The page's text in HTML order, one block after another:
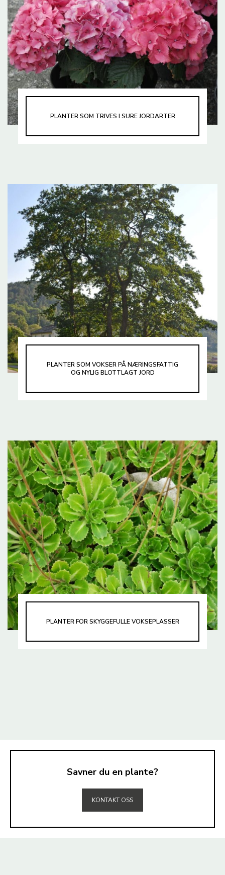
PLANTER SOM TRIVES I SURE JORDARTER
PLANTER SOM VOKSER PÅ NÆRINGSFATTIG
OG NYLIG BLOTTLAGT JORD
PLANTER FOR SKYGGEFULLE VOKSEPLASSER
Savner du en plante?
KONTAKT OSS